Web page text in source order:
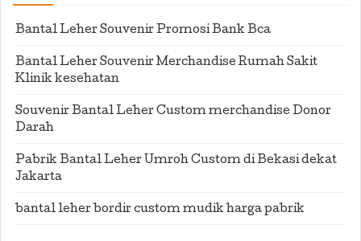
Bantal Leher Souvenir Promosi Bank Bca
Bantal Leher Souvenir Merchandise Rumah Sakit
Klinik kesehatan
Souvenir Bantal Leher Custom merchandise Donor
Darah
Pabrik Bantal Leher Umroh Custom di Bekasi dekat
Jakarta
bantal leher bordir custom mudik harga pabrik